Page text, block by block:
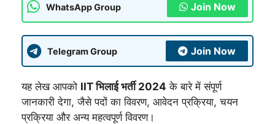
WhatsApp Group Join Now
Telegram Group Join Now
यह लेख आपको IIT भिलाई भर्ती 2024 के बारे में संपूर्ण
जानकारी देगा, जैसे पदों का विवरण, आवेदन प्रक्रिया, चयन
प्रक्रिया और अन्य महत्वपूर्ण विवरण।